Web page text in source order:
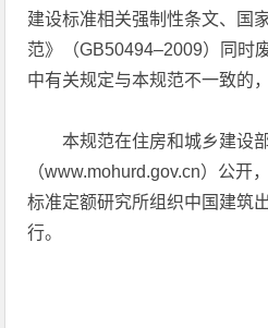
建设标准相关强制性条文、国
范》（GB50494–2009）同时
中有关规定与本规范不一致的
本规范在住房和城乡建设
（www.mohurd.gov.cn）公开
标准定额研究所组织中国建筑
行。